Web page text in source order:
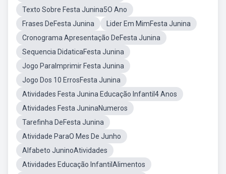
Texto Sobre Festa Junina5O Ano
Frases DeFesta Junina
Lider Em MimFesta Junina
Cronograma Apresentação DeFesta Junina
Sequencia DidaticaFesta Junina
Jogo ParaImprimir Festa Junina
Jogo Dos 10 ErrosFesta Junina
Atividades Festa Junina Educação Infantil4 Anos
Atividades Festa JuninaNumeros
Tarefinha DeFesta Junina
Atividade ParaO Mes De Junho
Alfabeto JuninoAtividades
Atividades Educação InfantilAlimentos